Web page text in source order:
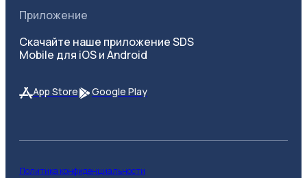
Приложение
Скачайте наше приложение SDS
Mobile для iOS и Android
App Store Google Play
Политика конфиденциальности